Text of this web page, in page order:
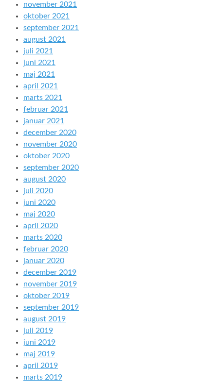
november 2021
oktober 2021
september 2021
august 2021
juli 2021
juni 2021
maj 2021
april 2021
marts 2021
februar 2021
januar 2021
december 2020
november 2020
oktober 2020
september 2020
august 2020
juli 2020
juni 2020
maj 2020
april 2020
marts 2020
februar 2020
januar 2020
december 2019
november 2019
oktober 2019
september 2019
august 2019
juli 2019
juni 2019
maj 2019
april 2019
marts 2019